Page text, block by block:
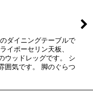
ダイニングテーブルで
イポーセリン天板、
ウッドレッグです。 シ
囲気です。 脚のぐらつ